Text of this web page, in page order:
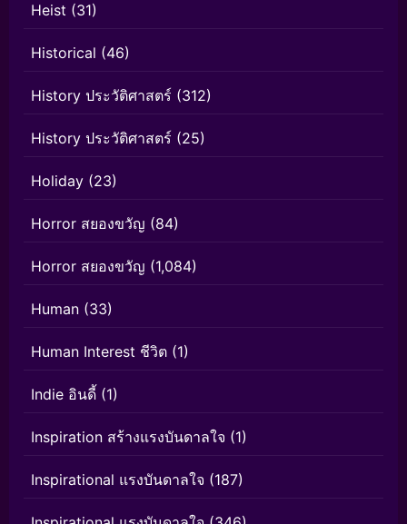
Heist (31)
Historical (46)
History ประวัติศาสตร์ (312)
History ประวัติศาสตร์ (25)
Holiday (23)
Horror สยองขวัญ (84)
Horror สยองขวัญ (1,084)
Human (33)
Human Interest ชีวิต (1)
Indie อินดี้ (1)
Inspiration สร้างแรงบันดาลใจ (1)
Inspirational แรงบันดาลใจ (187)